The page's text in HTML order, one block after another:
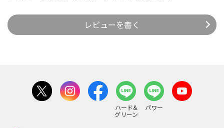
レビューを書く
ハード&
グリーン
パワー